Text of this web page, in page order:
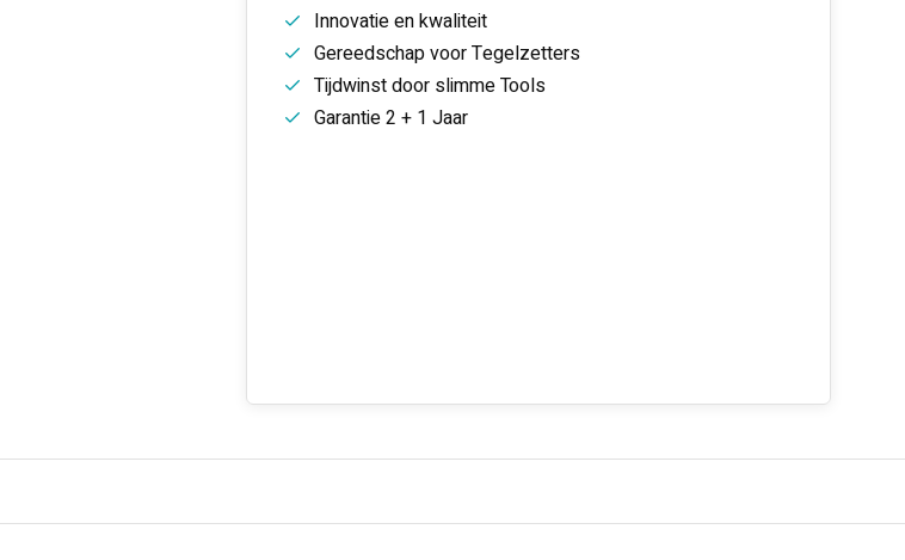
Innovatie en kwaliteit
Gereedschap voor Tegelzetters
Tijdwinst door slimme Tools
Garantie 2 + 1 Jaar